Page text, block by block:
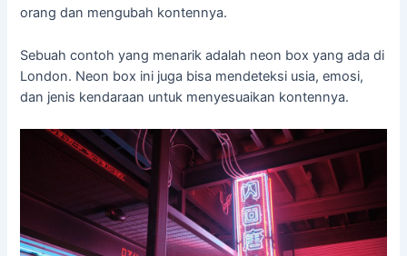
orang dan mengubah kontennya.
Sebuah contoh yang menarik adalah neon box yang ada di
London. Neon box ini juga bisa mendeteksi usia, emosi,
dan jenis kendaraan untuk menyesuaikan kontennya.